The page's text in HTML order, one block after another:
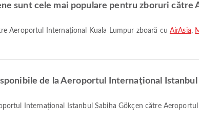
sunt cele mai populare pentru zboruri către
Aeroportul Internațional Kuala Lumpur zboară cu AirAsia,
de la Aeroportul Internațional
Internațional Istanbul Sabiha Gökçen către